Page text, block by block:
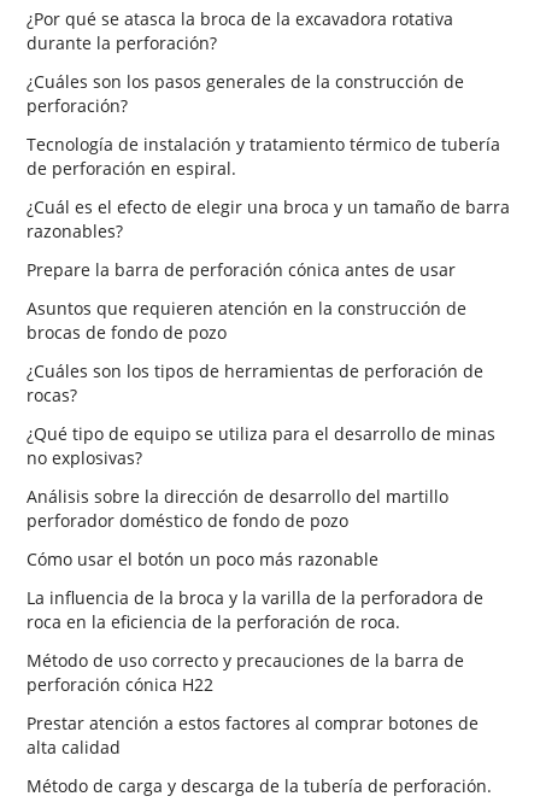
¿Por qué se atasca la broca de la excavadora rotativa
durante la perforación?
¿Cuáles son los pasos generales de la construcción de
perforación?
Tecnología de instalación y tratamiento térmico de tubería
de perforación en espiral.
¿Cuál es el efecto de elegir una broca y un tamaño de barra
razonables?
Prepare la barra de perforación cónica antes de usar
Asuntos que requieren atención en la construcción de
brocas de fondo de pozo
¿Cuáles son los tipos de herramientas de perforación de
rocas?
¿Qué tipo de equipo se utiliza para el desarrollo de minas
no explosivas?
Análisis sobre la dirección de desarrollo del martillo
perforador doméstico de fondo de pozo
Cómo usar el botón un poco más razonable
La influencia de la broca y la varilla de la perforadora de
roca en la eficiencia de la perforación de roca.
Método de uso correcto y precauciones de la barra de
perforación cónica H22
Prestar atención a estos factores al comprar botones de
alta calidad
Método de carga y descarga de la tubería de perforación.